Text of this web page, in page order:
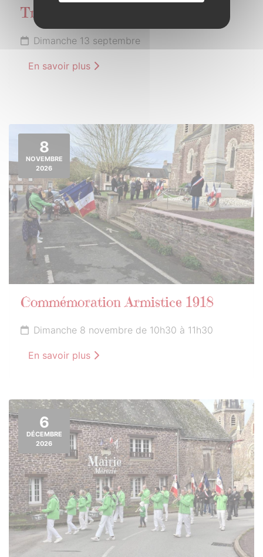
Trophée de Bretagne Motocross
Dimanche 13 septembre
En savoir plus
8
NOVEMBRE
2026
Commémoration Armistice 1918
Dimanche 8 novembre de 10h30 à 11h30
En savoir plus
6
DÉCEMBRE
2026